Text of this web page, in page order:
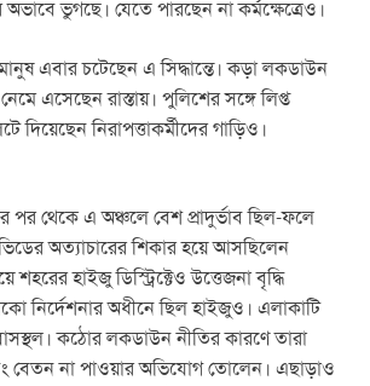
p er
অভাবে ভুগছে। যেতে পারছেন না কর্মক্ষেত্রেও।
এবার চটেছেন এ সিদ্ধান্তে। কড়া লকডাউন
এসেছেন রাস্তায়। পুলিশের সঙ্গে লিপ্ত
দিয়েছেন নিরাপত্তাকর্মীদের গাড়িও।
পর থেকে এ অঞ্চলে বেশ প্রাদুর্ভাব ছিল-ফলে
অত্যাচারের শিকার হয়ে আসছিলেন
শহরের হাইজু ডিস্ট্রিক্টেও উত্তেজনা বৃদ্ধি
নির্দেশনার অধীনে ছিল হাইজুও। এলাকাটি
কঠোর লকডাউন নীতির কারণে তারা
বেতন না পাওয়ার অভিযোগ তোলেন। এছাড়াও